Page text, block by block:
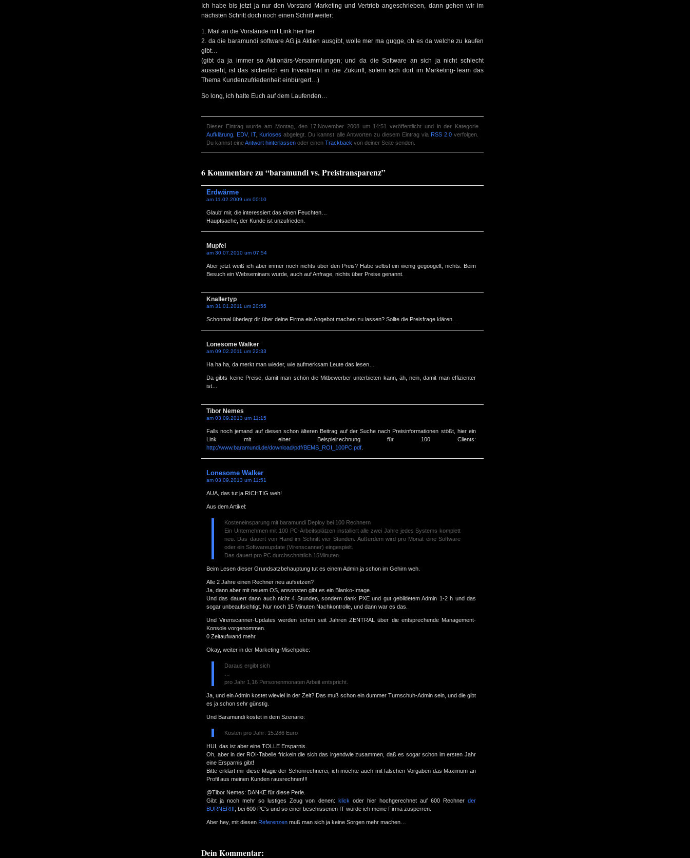
Ich habe bis jetzt ja nur den Vorstand Marketing und Vertrieb angeschrieben, dann gehen wir im
nächsten Schritt doch noch einen Schritt weiter:
1. Mail an die Vorstände mit Link hier her
2. da die baramundi software AG ja Aktien ausgibt, wolle mer ma gugge, ob es da welche zu kaufen
gibt…
(gibt da ja immer so Aktionärs-Versammlungen; und da die Software an sich ja nicht schlecht
aussieht, ist das sicherlich ein Investment in die Zukunft, sofern sich dort im Marketing-Team das
Thema Kundenzufriedenheit einbürgert…)
So long, ich halte Euch auf dem Laufenden…
Dieser Eintrag wurde am Montag, den 17.November 2008 um 14:51 veröffentlicht und in der Kategorie
Aufklärung ,EDV, IT,Kurioses abgelegt. Du kannst alle Antworten zu diesem Eintrag via RSS 2.0verfolgen.
Du kannst eineAntwort hinterlassen oder einen Trackback von deiner Seite senden.
6 Kommentare zu “baramundi vs. Preistransparenz”
Erdwärme
am 11.02.2009 um 00:10
Glaub‘ mir, die interessiert das einen Feuchten…
Hauptsache, der Kunde ist unzufrieden.
Mupfel
am 30.07.2010 um 07:54
Aber jetzt weiß ich aber immer noch nichts über den Preis? Habe selbst ein wenig gegoogelt, nichts. Beim
Besuch ein Webseminars wurde, auch auf Anfrage, nichts über Preise genannt.
Knallertyp
am 31.01.2011 um 20:55
Schonmal überlegt dir über deine Firma ein Angebot machen zu lassen? Sollte die Preisfrage klären…
Lonesome Walker
am 09.02.2011 um 22:33
Ha ha ha, da merkt man wieder, wie aufmerksam Leute das lesen…
Da gibts keine Preise, damit man schön die Mitbewerber unterbieten kann, äh, nein, damit man effizienter
ist…
Tibor Nemes
am 03.09.2013 um 11:15
Falls noch jemand auf diesen schon älteren Beitrag auf der Suche nach Preisinformationen stößt, hier ein
Link mit einer Beispielrechnung für 100 Clients:
http://www.baramundi.de/download/pdf/BEMS_ROI_100PC.pdf
Lonesome Walker
am 03.09.2013 um 11:51
AUA, das tut ja RICHTIG weh!
Aus dem Artikel:
Kosteneinsparung mit baramundi Deploy bei 100 Rechnern
Ein Unternehmen mit 100 PC-Arbeitsplätzen installiert alle zwei Jahre jedes Systems komplett
neu. Das dauert von Hand im Schnitt vier Stunden. Außerdem wird pro Monat eine Software
oder ein Softwareupdate (Virenscanner) eingespielt.
Das dauert pro PC durchschnittlich 15Minuten.
Beim Lesen dieser Grundsatzbehauptung tut es einem Admin ja schon im Gehirn weh.
Alle 2 Jahre einen Rechner neu aufsetzen?
Ja, dann aber mit neuem OS, ansonsten gibt es ein Blanko-Image.
Und das dauert dann auch nicht 4 Stunden, sondern dank PXE und gut gebildetem Admin 1-2 h und das
sogar unbeaufsichtigt. Nur noch 15 Minuten Nachkontrolle, und dann war es das.
Und Virenscanner-Updates werden schon seit Jahren ZENTRAL über die entsprechende Management-
Konsole vorgenommen.
0 Zeitaufwand mehr.
Okay, weiter in der Marketing-Mischpoke:
Daraus ergibt sich
pro Jahr 1,16 Personenmonaten Arbeit entspricht.
Ja, und ein Admin kostet wieviel in der Zeit? Das muß schon ein dummer Turnschuh-Admin sein, und die gibt
es ja schon sehr günstig.
Und Baramundi kostet in dem Szenario:
Kosten pro Jahr: 15.286 Euro
HUI, das ist aber eine TOLLE Ersparnis.
Oh, aber in der ROI-Tabelle frickeln die sich das irgendwie zusammen, daß es sogar schon im ersten Jahr
eine Ersparnis gibt!
Bitte erklärt mir diese Magie der Schönrechnerei, ich möchte auch mit falschen Vorgaben das Maximum an
Profil aus meinen Kunden rausrechnen!!!
@Tibor Nemes: DANKE für diese Perle.
Gibt ja noch mehr so lustiges Zeug von denen: klick oder hier hochgerechnet auf 600 Rechner der
BURNER!!!; bei 600 PC’s und so einer beschissenen IT würde ich meine Firma zusperren.
Aber hey, mit diesen Referenzen muß man sich ja keine Sorgen mehr machen…
Dein Kommentar: